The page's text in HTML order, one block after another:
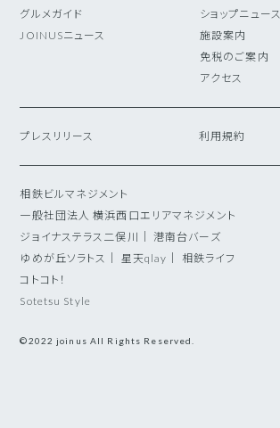
相鉄ビルマネジメント
一般社団法人 横浜西口エリアマネジメント
ジョイナステラス二俣川
港南台バーズ
ゆめが丘ソラトス
星天qlay
相鉄ライフ
コトコト！
Sotetsu Style
グルメガイド
JOINUSニュース
ショップニュース
施設案内
免税のご案内
アクセス
プレスリリース 利用規約
©2022 joinus All Rights Reserved.